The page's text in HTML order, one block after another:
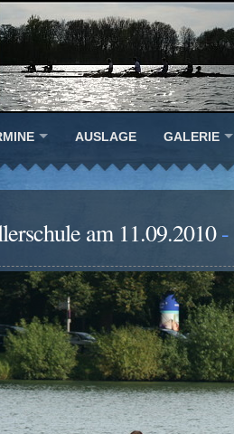
AUSLAGE GALERIE
am 11.09.2010-